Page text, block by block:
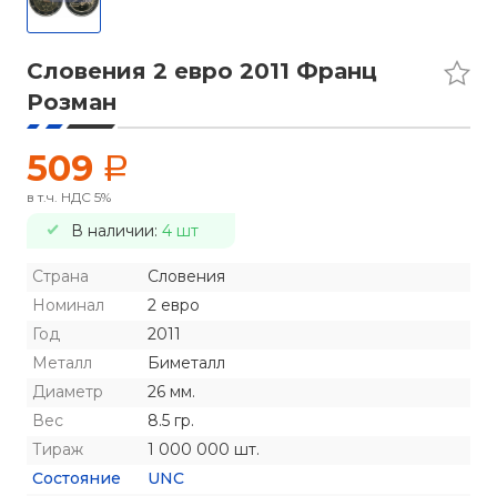
Словения 2 евро 2011 Франц
Розман
509 a
в т.ч. НДС 5%
В наличии: 4 шт
Страна
Словения
Номинал
2 евро
Год
2011
Металл
Биметалл
Диаметр
26 мм.
Вес
8.5 гр.
Тираж
1 000 000 шт.
Состояние
UNC